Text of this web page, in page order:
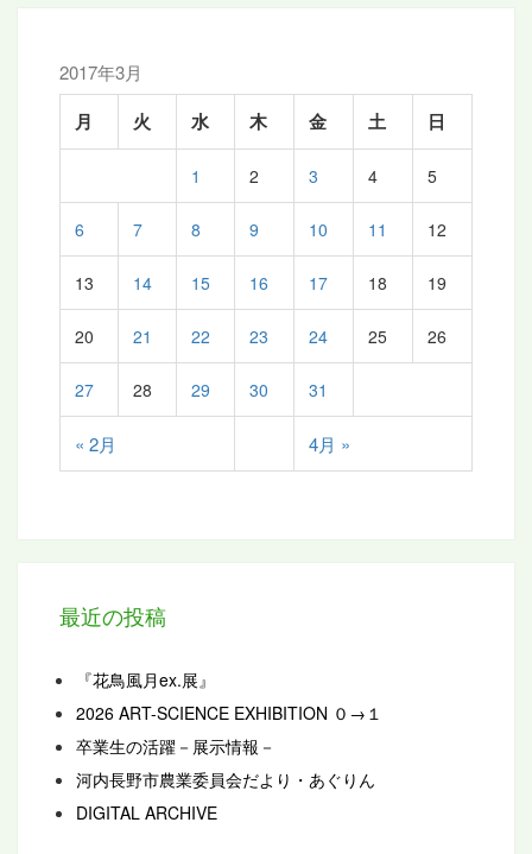
2017年3月
月 火 水 木 金 土 日
« 2月 4月 »
1 2 3 4 5
6 7 8 9 10 11 12
13 14 15 16 17 18 19
20 21 22 23 24 25 26
27 28 29 30 31
最近の投稿
『花鳥風月ex.展』
2026 ART-SCIENCE EXHIBITION ０→１
卒業生の活躍－展示情報－
河内長野市農業委員会だより・あぐりん
DIGITAL ARCHIVE